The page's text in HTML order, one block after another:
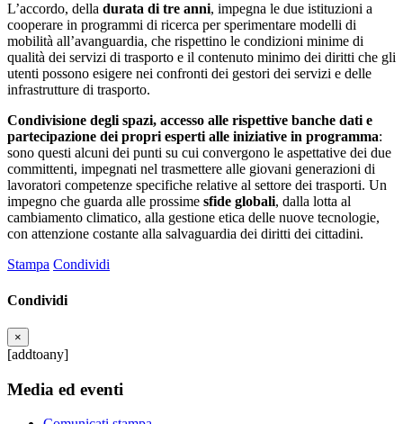
L’accordo, della durata di tre anni, impegna le due istituzioni a
cooperare in programmi di ricerca per sperimentare modelli di
mobilità all’avanguardia, che rispettino le condizioni minime di
qualità dei servizi di trasporto e il contenuto minimo dei diritti che gli
utenti possono esigere nei confronti dei gestori dei servizi e delle
infrastrutture di trasporto.
Condivisione degli spazi, accesso alle rispettive banche dati e
partecipazione dei propri esperti alle iniziative in programma:
sono questi alcuni dei punti su cui convergono le aspettative dei due
committenti, impegnati nel trasmettere alle giovani generazioni di
lavoratori competenze specifiche relative al settore dei trasporti. Un
impegno che guarda alle prossime sfide globali, dalla lotta al
cambiamento climatico, alla gestione etica delle nuove tecnologie,
con attenzione costante alla salvaguardia dei diritti dei cittadini.
Stampa Condividi
Condividi
×
[addtoany]
Media ed eventi